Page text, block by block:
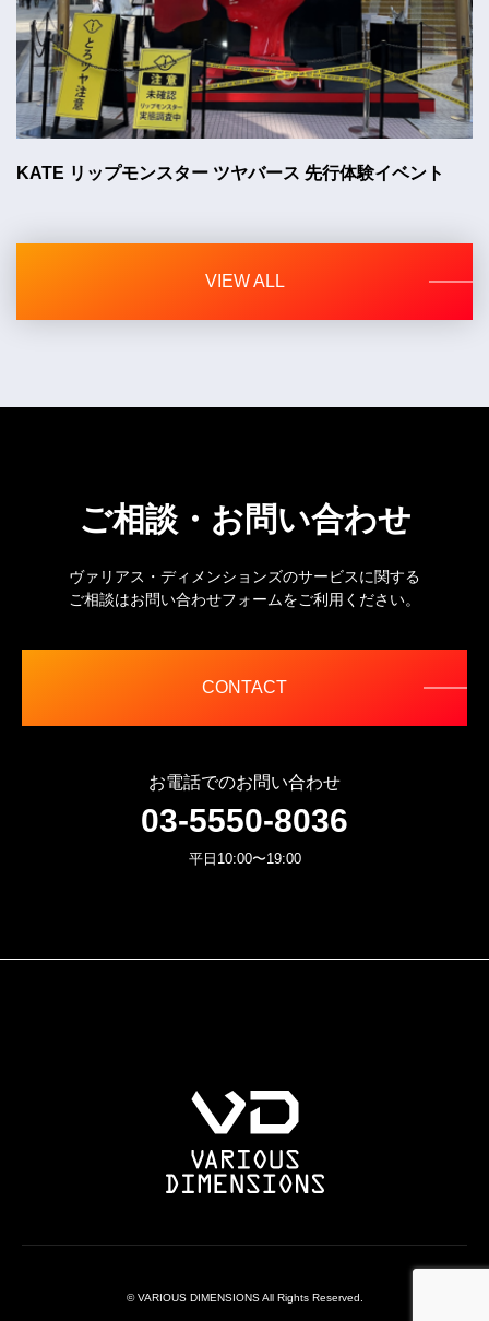
KATE リップモンスター ツヤバース 先行体験イベント
VIEW ALL
ご相談・お問い合わせ
ヴァリアス・ディメンションズのサービスに関する
ご相談はお問い合わせフォームをご利用ください。
CONTACT
お電話でのお問い合わせ
03-5550-8036
平日10:00〜19:00
© VARIOUS DIMENSIONS All Rights Reserved.